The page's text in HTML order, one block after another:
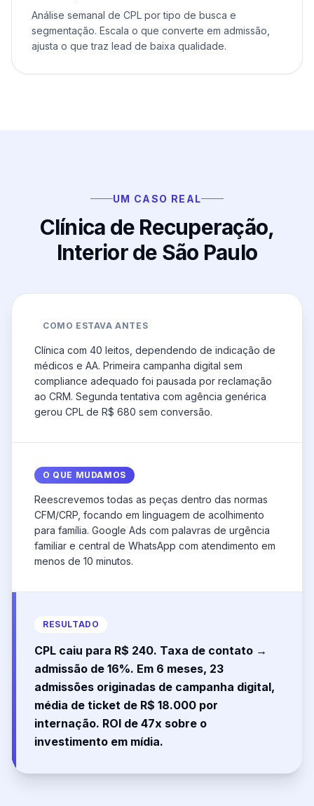
Análise semanal de CPL por tipo de busca e
segmentação. Escala o que converte em admissão,
ajusta o que traz lead de baixa qualidade.
UM CASO REAL
Clínica de Recuperação,
Interior de São Paulo
COMO ESTAVA ANTES
Clínica com 40 leitos, dependendo de indicação de
médicos e AA. Primeira campanha digital sem
compliance adequado foi pausada por reclamação
ao CRM. Segunda tentativa com agência genérica
gerou CPL de R$ 680 sem conversão.
O QUE MUDAMOS
Reescrevemos todas as peças dentro das normas
CFM/CRP, focando em linguagem de acolhimento
para família. Google Ads com palavras de urgência
familiar e central de WhatsApp com atendimento em
menos de 10 minutos.
RESULTADO
CPL caiu para R$ 240. Taxa de contato →
admissão de 16%. Em 6 meses, 23
admissões originadas de campanha digital,
média de ticket de R$ 18.000 por
internação. ROI de 47x sobre o
investimento em mídia.